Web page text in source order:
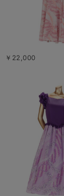
￥22,000